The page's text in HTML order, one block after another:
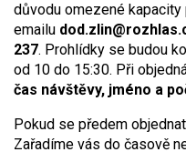
důvodu omezené
emailu
237. Prohlídky se budou
od 10 do 15:30. Při
čas návštěvy, jméno a
Pokud se předem
Zařadíme vás do časově